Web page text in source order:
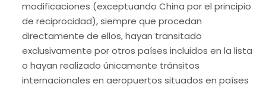
modificaciones (exceptuando China por el principio
de reciprocidad), siempre que procedan
directamente de ellos, hayan transitado
exclusivamente por otros países incluidos en la lista
o hayan realizado únicamente tránsitos
internacionales en aeropuertos situados en países